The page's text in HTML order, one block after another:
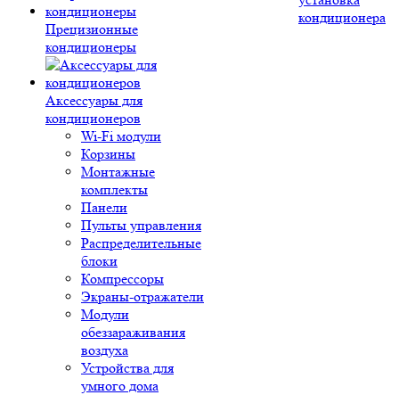
Прецизионные
кондиционеры
Аксессуары для
кондиционеров
Wi-Fi модули
Корзины
Монтажные
комплекты
Панели
Пульты управления
Распределительные
блоки
Компрессоры
Экраны-отражатели
Модули
обеззараживания
воздуха
Устройства для
умного дома
кондиционера